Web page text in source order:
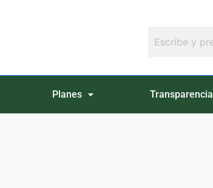
Planes Transparencia